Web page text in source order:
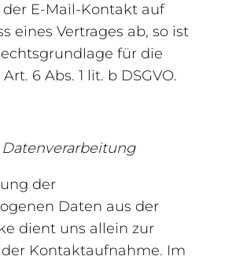
der E-Mail-Kontakt auf
eines Vertrages ab, so ist
für die
6 Abs. 1 lit. b DSGVO.
der
Daten aus der
dient uns allein zur
Kontaktaufnahme. Im